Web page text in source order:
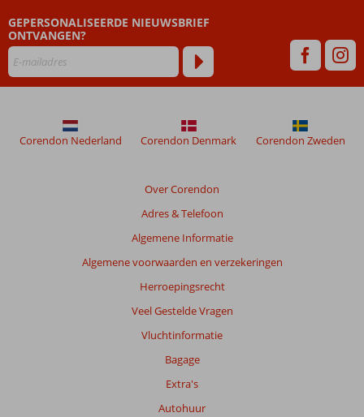
GEPERSONALISEERDE NIEUWSBRIEF
ONTVANGEN?
Over Corendon
Adres & Telefoon
Algemene Informatie
Algemene voorwaarden en verzekeringen
Herroepingsrecht
Veel Gestelde Vragen
Vluchtinformatie
Bagage
Extra's
Autohuur
Corendon Nederland Corendon Denmark Corendon Zweden